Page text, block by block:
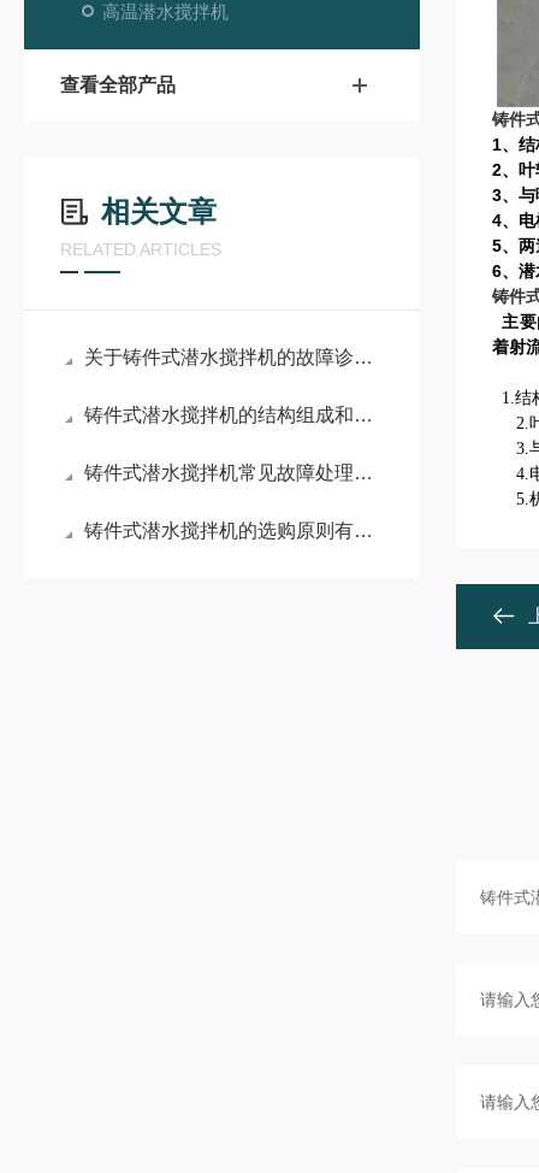
高温潜水搅拌机
查看全部产品
相关文章
RELATED ARTICLES
关于铸件式潜水搅拌机的故障诊断解析
铸件式潜水搅拌机的结构组成和特点说明
铸件式潜水搅拌机常见故障处理方法
铸件式潜水搅拌机的选购原则有哪些?
铸件
1、
2、叶
3、与
4、电
5、两
6、潜
铸件
主
着射
1.结
2.叶
3.与
4.电
5.机